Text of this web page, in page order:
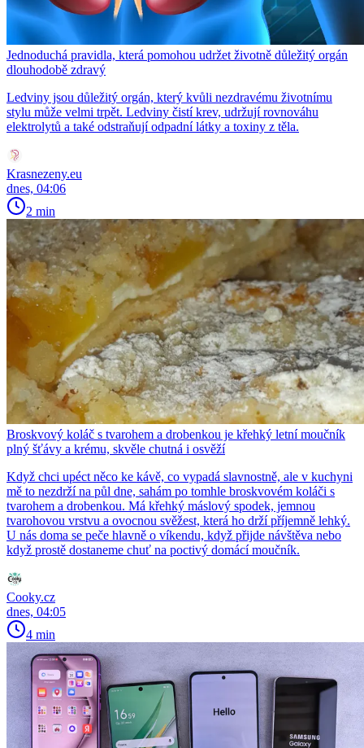
Jednoduchá pravidla, která pomohou udržet životně důležitý orgán
dlouhodobě zdravý
Ledviny jsou důležitý orgán, který kvůli nezdravému životnímu
stylu může velmi trpět. Ledviny čistí krev, udržují rovnováhu
elektrolytů a také odstraňují odpadní látky a toxiny z těla.
Krasnezeny.eu
dnes, 04:06
2 min
Broskvový koláč s tvarohem a drobenkou je křehký letní moučník
plný šťávy a krému, skvěle chutná i osvěží
Když chci upéct něco ke kávě, co vypadá slavnostně, ale v kuchyni
mě to nezdrží na půl dne, sahám po tomhle broskvovém koláči s
tvarohem a drobenkou. Má křehký máslový spodek, jemnou
tvarohovou vrstvu a ovocnou svěžest, která ho drží příjemně lehký.
U nás doma se peče hlavně o víkendu, když přijde návštěva nebo
když prostě dostaneme chuť na poctivý domácí moučník.
Cooky.cz
dnes, 04:05
4 min